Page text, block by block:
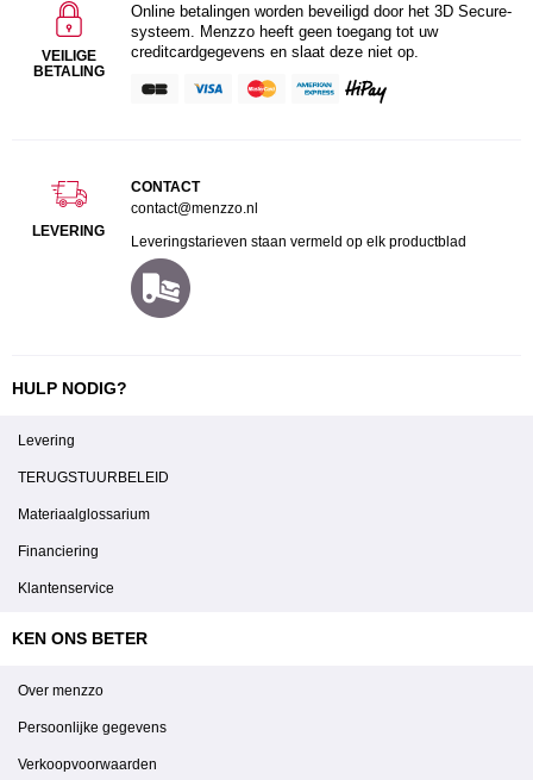
VEILIGE
BETALING
Online betalingen worden beveiligd door het 3D Secure-
systeem. Menzzo heeft geen toegang tot uw
creditcardgegevens en slaat deze niet op.
LEVERING
CONTACT
contact@menzzo.nl
Leveringstarieven staan vermeld op elk productblad
HULP NODIG?
Levering
TERUGSTUURBELEID
Materiaalglossarium
Financiering
Klantenservice
KEN ONS BETER
Over menzzo
Persoonlijke gegevens
Verkoopvoorwaarden